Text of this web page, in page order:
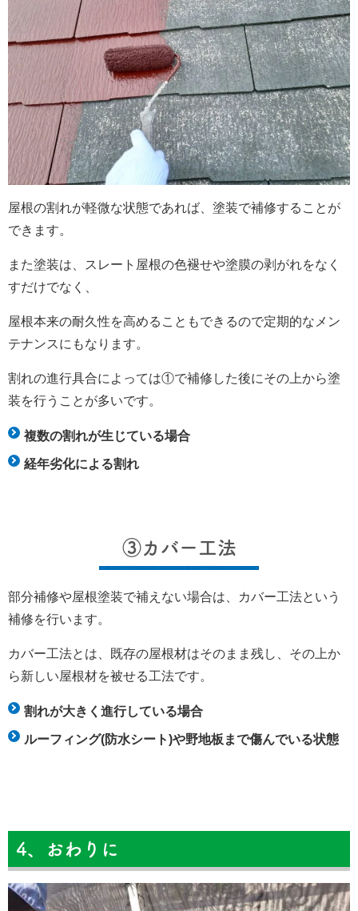
屋根の割れが軽微な状態であれば、塗装で補修することが
できます。
また塗装は、スレート屋根の色褪せや塗膜の剥がれをなく
すだけでなく、
屋根本来の耐久性を高めることもできるので定期的なメン
テナンスにもなります。
割れの進行具合によっては①で補修した後にその上から塗
装を行うことが多いです。
複数の割れが生じている場合
経年劣化による割れ
③カバー工法
部分補修や屋根塗装で補えない場合は、カバー工法という
補修を行います。
カバー工法とは、既存の屋根材はそのまま残し、その上か
ら新しい屋根材を被せる工法です。
割れが大きく進行している場合
ルーフィング(防水シート)や野地板まで傷んでいる状態
4、おわりに